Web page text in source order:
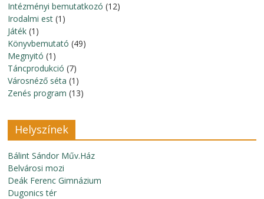
Intézményi bemutatkozó (12)
Irodalmi est (1)
Játék (1)
Könyvbemutató (49)
Megnyitó (1)
Táncprodukció (7)
Városnéző séta (1)
Zenés program (13)
Helyszínek
Bálint Sándor Műv.Ház
Belvárosi mozi
Deák Ferenc Gimnázium
Dugonics tér